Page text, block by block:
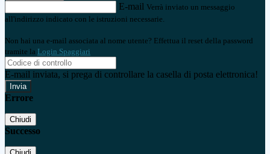
E-mail Verrà inviato un messaggio
all'indirizzo indicato con le istruzioni necessarie.
Non hai una e-mail associata al nome utente? Effettua il reset della password
tramite la Login Spaggiari
E-mail inviata, si prega di controllare la casella di posta elettronica!
Errore
Chiudi
Successo